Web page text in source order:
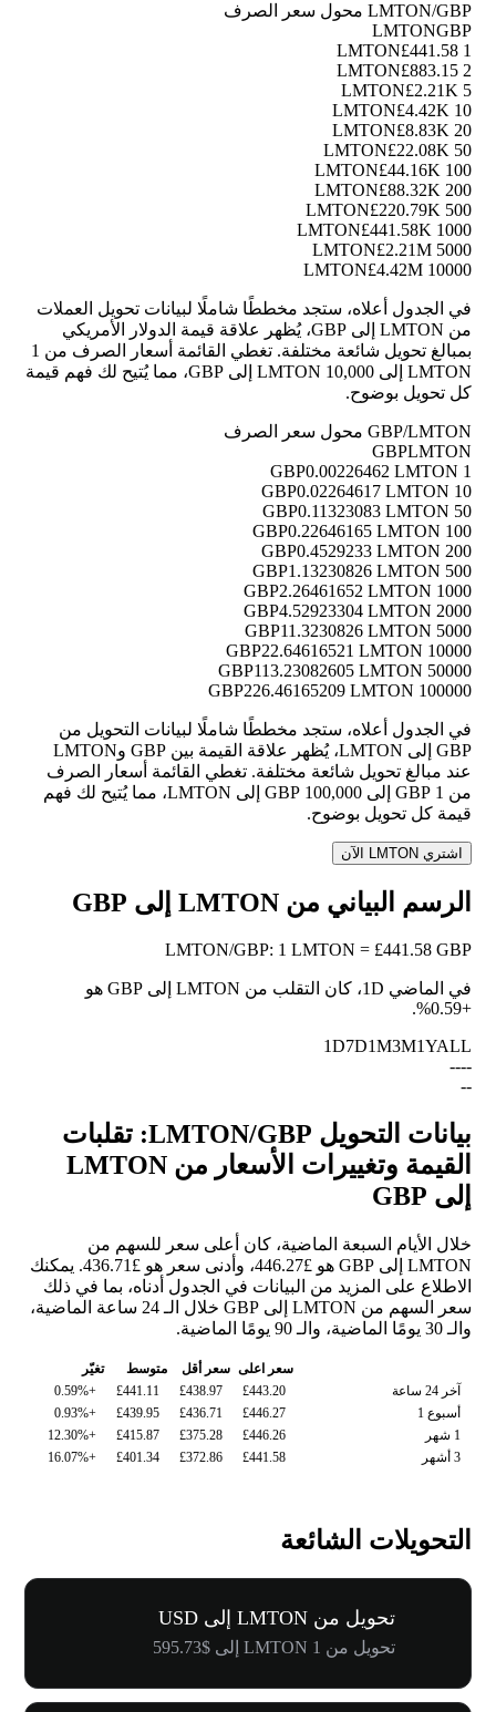
LMTON/GBP محول سعر الصرف
LMTONGBP
1 LMTON
£441.58
2 LMTON
£883.15
5 LMTON
£2.21K
10 LMTON
£4.42K
20 LMTON
£8.83K
50 LMTON
£22.08K
100 LMTON
£44.16K
200 LMTON
£88.32K
500 LMTON
£220.79K
1000 LMTON
£441.58K
5000 LMTON
£2.21M
10000 LMTON
£4.42M
في الجدول أعلاه، ستجد مخططًا شاملًا لبيانات تحويل العملات
من LMTON إلى GBP، يُظهر علاقة قيمة الدولار الأمريكي
بمبالغ تحويل شائعة مختلفة. تغطي القائمة أسعار الصرف من 1
LMTON إلى 10,000 LMTON إلى GBP، مما يُتيح لك فهم قيمة
كل تحويل بوضوح.
GBP/LMTON محول سعر الصرف
GBPLMTON
1 GBP
0.00226462 LMTON
10 GBP
0.02264617 LMTON
50 GBP
0.11323083 LMTON
100 GBP
0.22646165 LMTON
200 GBP
0.4529233 LMTON
500 GBP
1.13230826 LMTON
1000 GBP
2.26461652 LMTON
2000 GBP
4.52923304 LMTON
5000 GBP
11.3230826 LMTON
10000 GBP
22.64616521 LMTON
50000 GBP
113.23082605 LMTON
100000 GBP
226.46165209 LMTON
في الجدول أعلاه، ستجد مخططًا شاملًا لبيانات التحويل من
GBP إلى LMTON، يُظهر علاقة القيمة بين GBP وLMTON
عند مبالغ تحويل شائعة مختلفة. تغطي القائمة أسعار الصرف
من 1 GBP إلى 100,000 GBP إلى LMTON، مما يُتيح لك فهم
قيمة كل تحويل بوضوح.
اشتري LMTON الآن
الرسم البياني من LMTON إلى GBP
LMTON/GBP: 1 LMTON = £441.58 GBP
في الماضي 1D، كان التقلب من LMTON إلى GBP هو
+0.59%
.
1D7D1M3M1YALL
--
--
--
بيانات التحويل LMTON/GBP: تقلبات
القيمة وتغييرات الأسعار من LMTON
إلى GBP
خلال الأيام السبعة الماضية، كان أعلى سعر للسهم من
LMTON إلى GBP هو £446.27، وأدنى سعر هو £436.71. يمكنك
الاطلاع على المزيد من البيانات في الجدول أدناه، بما في ذلك
سعر السهم من LMTON إلى GBP خلال الـ 24 ساعة الماضية،
والـ 30 يومًا الماضية، والـ 90 يومًا الماضية.
سعر اعلى سعر أقل متوسط
تغيّر
آخر 24 ساعة
£443.20
£438.97
£441.11
+0.59%
أسبوع 1
£446.27
£436.71
£439.95
+0.93%
1 شهر
£446.26
£375.28
£415.87
+12.30%
3 أشهر
£441.58
£372.86
£401.34
+16.07%
التحويلات الشائعة
تحويل من LMTON إلى USD
تحويل من 1 LMTON إلى $595.73